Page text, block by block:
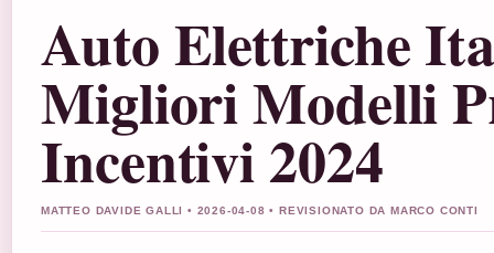
Auto Elettriche
Migliori Modelli
Incentivi 2024
MATTEO DAVIDE GALLI • 2026-04-08 • REVISIONATO DA MARCO CONTI